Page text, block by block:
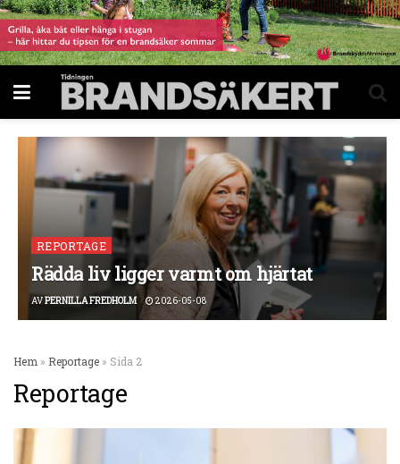
REPORTAGE
Rädda liv ligger varmt om hjärtat
AVPERNILLA FREDHOLM 2026-05-08
Hem » Reportage » Sida 2
Reportage